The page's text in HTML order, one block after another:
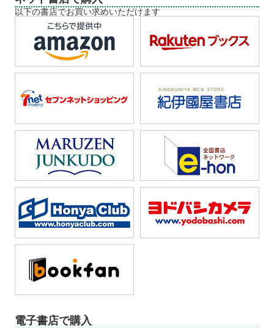
以下の書店でお買い求めいただけます
電子書店で購入